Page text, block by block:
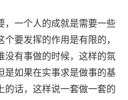
，一个人的成就是需要一些
要发挥的作用是有限的，
没有事做的时候，这样的氛
是如果在实事求是做事的基
的话，这样说一套做一套的